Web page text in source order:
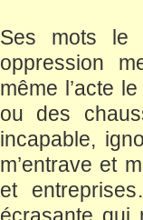
Ses mots le
oppression
même l’acte
ou des
incapable,
m’entrave et
et